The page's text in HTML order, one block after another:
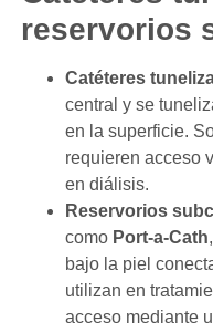
reservorios
Catéteres
central y se
en la superficie.
requieren acceso
en diálisis.
Reservorios
como Port-a-Cath
bajo la piel
utilizan en
acceso mediante